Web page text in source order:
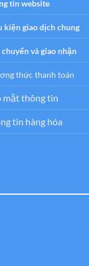
tin website
kiện giao dịch chung
và giao nhận
thức thanh toán
mật thông tin
tin hàng hóa